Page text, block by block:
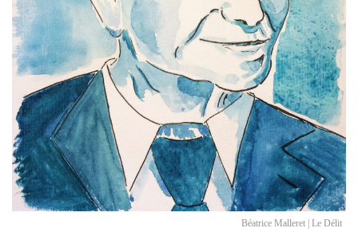
Béatrice Malleret | Le Délit